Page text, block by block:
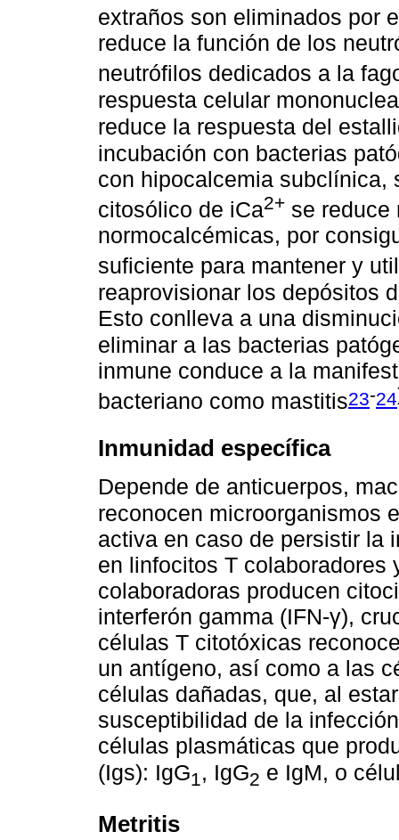
extraños son eliminados por
reduce la función de los
neutrófilos dedicados a la
respuesta celular
reduce la respuesta del
incubación con bacterias
con hipocalcemia subclínica,
citosólico de iCa2+ se reduce
normocalcémicas, por
suficiente para mantener y
reaprovisionar los depósitos
Esto conlleva a una
eliminar a las bacterias
inmune conduce a la
bacteriano como mastitis23-24
Inmunidad específica
Depende de anticuerpos,
reconocen microorganismos
activa en caso de persistir la
en linfocitos T
colaboradoras producen
interferón gamma (IFN-γ),
células T citotóxicas
un antígeno, así como a las
células dañadas, que, al
susceptibilidad de la
células plasmáticas que
(Igs): IgG1, IgG2 e IgM, o
Metritis